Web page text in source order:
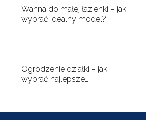
Wanna do małej łazienki – jak
wybrać idealny model?
Ogrodzenie działki – jak
wybrać najlepsze